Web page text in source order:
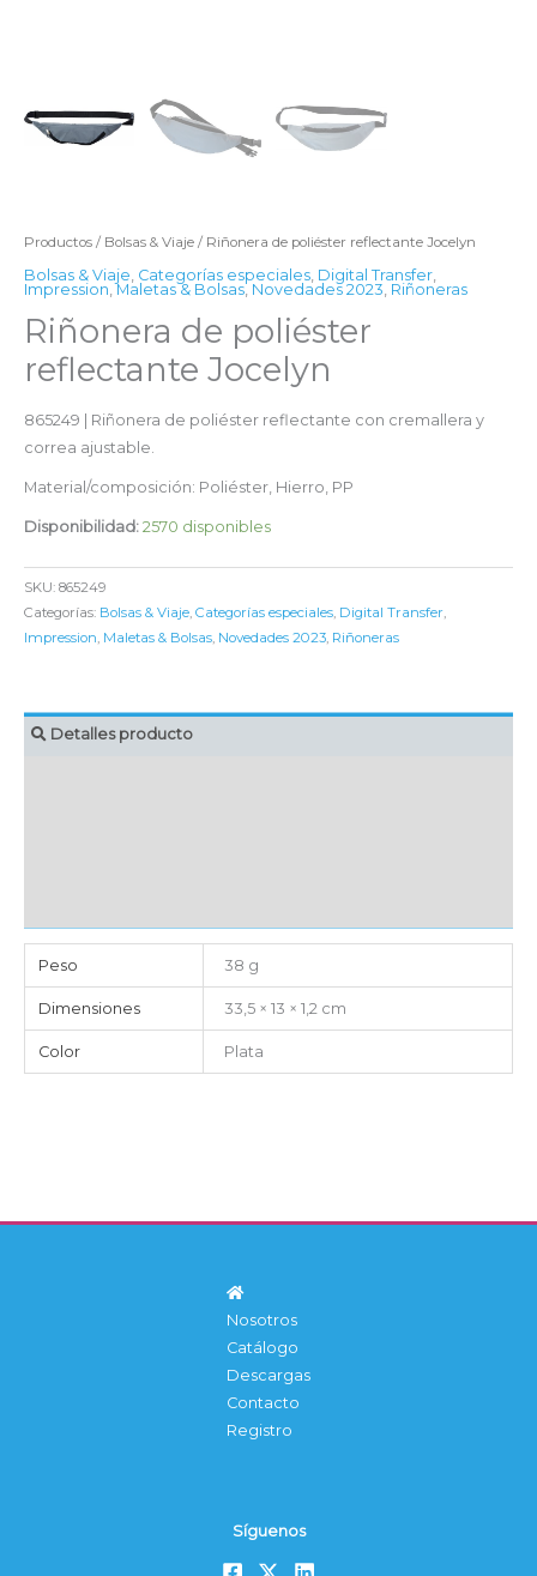
Productos / Bolsas & Viaje / Riñonera de poliéster reflectante Jocelyn
Bolsas & Viaje, Categorías especiales, Digital Transfer,
Impression,Maletas & Bolsas, Novedades 2023, Riñoneras
Riñonera de poliéster
reflectante Jocelyn
865249 | Riñonera de poliéster reflectante con cremallera y
correa ajustable.
Material/composición: Poliéster, Hierro, PP
Disponibilidad: 2570 disponibles
SKU: 865249
Categorías: Bolsas & Viaje Categorías especiales Digital Transfer
Impression Maletas & Bolsas Novedades 2023 Riñoneras
Detalles producto
Peso 38 g
Dimensiones 33,5 × 13 × 1,2 cm
Color Plata
Nosotros
Catálogo
Descargas
Contacto
Registro
Síguenos